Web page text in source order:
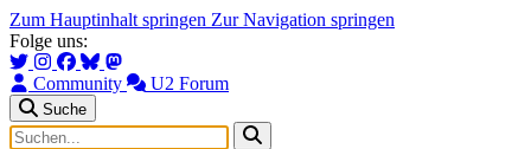
Zum Hauptinhalt springen Zur Navigation springen
Folge uns:
Community U2 Forum
Suche